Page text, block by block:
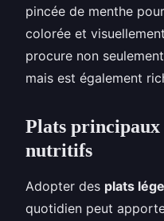
pincée de menthe
colorée et
procure non
mais est également
Plats principaux
nutritifs
Adopter des plats
quotidien peut